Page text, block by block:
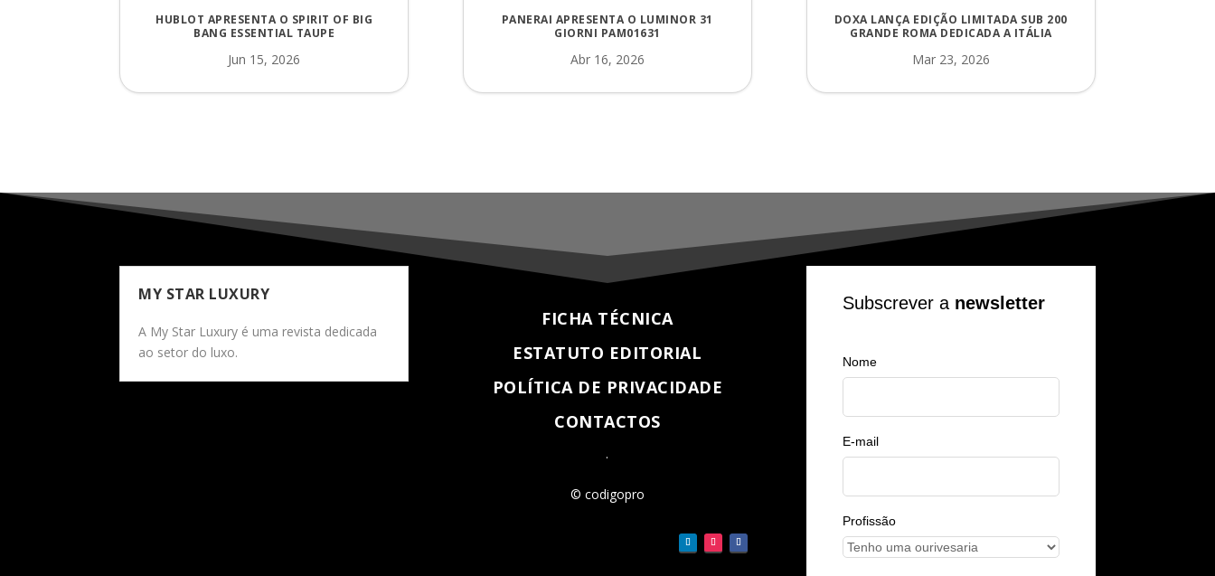
HUBLOT APRESENTA O SPIRIT OF BIG
BANG ESSENTIAL TAUPE
Jun 15, 2026
PANERAI APRESENTA O LUMINOR 31
GIORNI PAM01631
Abr 16, 2026
DOXA LANÇA EDIÇÃO LIMITADA SUB 200
GRANDE ROMA DEDICADA A ITÁLIA
Mar 23, 2026
MY STAR LUXURY
A My Star Luxury é uma revista dedicada
ao setor do luxo.
FICHA TÉCNICA
ESTATUTO EDITORIAL
POLÍTICA DE PRIVACIDADE
CONTACTOS
.
© codigopro
Subscrever anewsletter
Nome
E-mail
Profissão